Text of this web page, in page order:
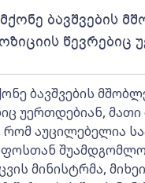
ბავშვების
წევრებიც
ბავშვების
უერთდებიან,
რომ აუცილებელია
მინისტრმა,